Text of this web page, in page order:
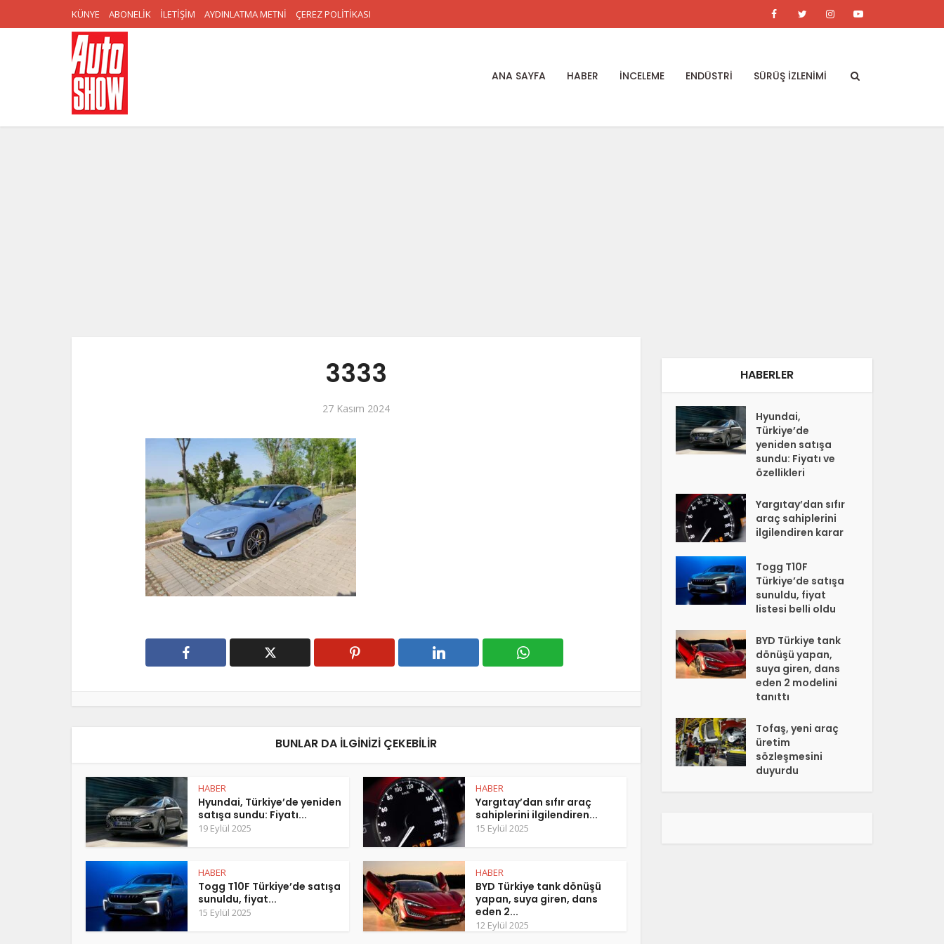
KÜNYE ABONELİK İLETİŞİM AYDINLATMA METNİ ÇEREZ POLİTİKASI
ANA SAYFA HABER İNCELEME ENDÜSTRİ SÜRÜŞ İZLENİMİ
3333
27 Kasım 2024
BUNLAR DA ILGINIZI ÇEKEBILIR
HABER
Hyundai, Türkiye’de yeniden
satışa sundu: Fiyatı...
19 Eylül 2025
HABER
Yargıtay’dan sıfır araç
sahiplerini ilgilendiren...
15 Eylül 2025
HABER
Togg T10F Türkiye’de satışa
sunuldu, fiyat...
15 Eylül 2025
HABER
BYD Türkiye tank dönüşü
yapan, suya giren, dans
eden 2...
12 Eylül 2025
HABERLER
Hyundai,
Türkiye’de
yeniden satışa
sundu: Fiyatı ve
özellikleri
Yargıtay’dan sıfır
araç sahiplerini
ilgilendiren karar
Togg T10F
Türkiye’de satışa
sunuldu, fiyat
listesi belli oldu
BYD Türkiye tank
dönüşü yapan,
suya giren, dans
eden 2 modelini
tanıttı
Tofaş, yeni araç
üretim
sözleşmesini
duyurdu